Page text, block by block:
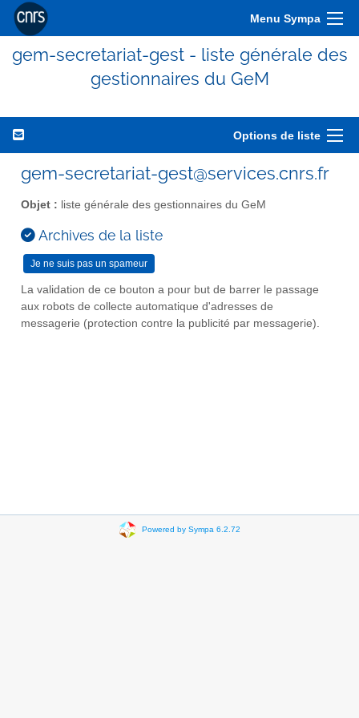
Menu Sympa
gem-secretariat-gest - liste générale des
gestionnaires du GeM
Options de liste
gem-secretariat-gest@services.cnrs.fr
Objet : liste générale des gestionnaires du GeM
Archives de la liste
La validation de ce bouton a pour but de barrer le passage
aux robots de collecte automatique d'adresses de
messagerie (protection contre la publicité par messagerie).
Powered by Sympa 6.2.72